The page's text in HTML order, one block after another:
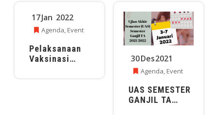
Kab.Kuningan
Jan
17 2022
Agenda, Event
Pelaksanaan
Vaksinasi
Des
30 2021
Agenda, Event
UAS SEMESTER
GANJIL TA